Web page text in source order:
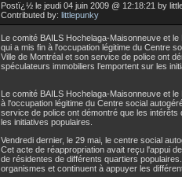
Postï¿½ le jeudi 04 juin 2009 @ 12:18:21 by
Contributed by: littlepunky
Le comité BAILS Hochelaga-Maisonneuve et
qui a mis fin à l'occupation légitime du Centre
Ville de Montréal et son service de police ont
spéculateurs immobiliers l’emportent sur les
Le comité BAILS Hochelaga-Maisonneuve et
à l'occupation légitime du Centre social
service de police ont démontré que les
les initiatives populaires.
Vendredi dernier, le 29 mai, le centre social
Cet acte de réappropriation avait reçu l'appui
de résidentes de différents quartiers
organismes et continuent à appuyer les